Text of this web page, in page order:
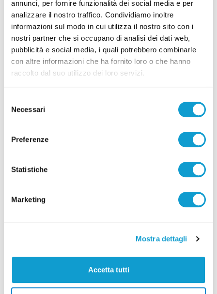
annunci, per fornire funzionalità dei social media e per
analizzare il nostro traffico. Condividiamo inoltre
informazioni sul modo in cui utilizza il nostro sito con i
nostri partner che si occupano di analisi dei dati web,
pubblicità e social media, i quali potrebbero combinarle
con altre informazioni che ha fornito loro o che hanno
raccolto dal suo utilizzo dei loro servizi.
delNecessari
Preferenze
Statistiche
Marketing
Mostra dettagli
Accetta tutti
Gioielli rubati nel serbatoio dell’auto: i
furti tra Piceno e Fermano